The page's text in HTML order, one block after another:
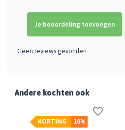
Je beoordeling toevoegen
Geen reviews gevonden...
Andere kochten ook
10%
KORTING